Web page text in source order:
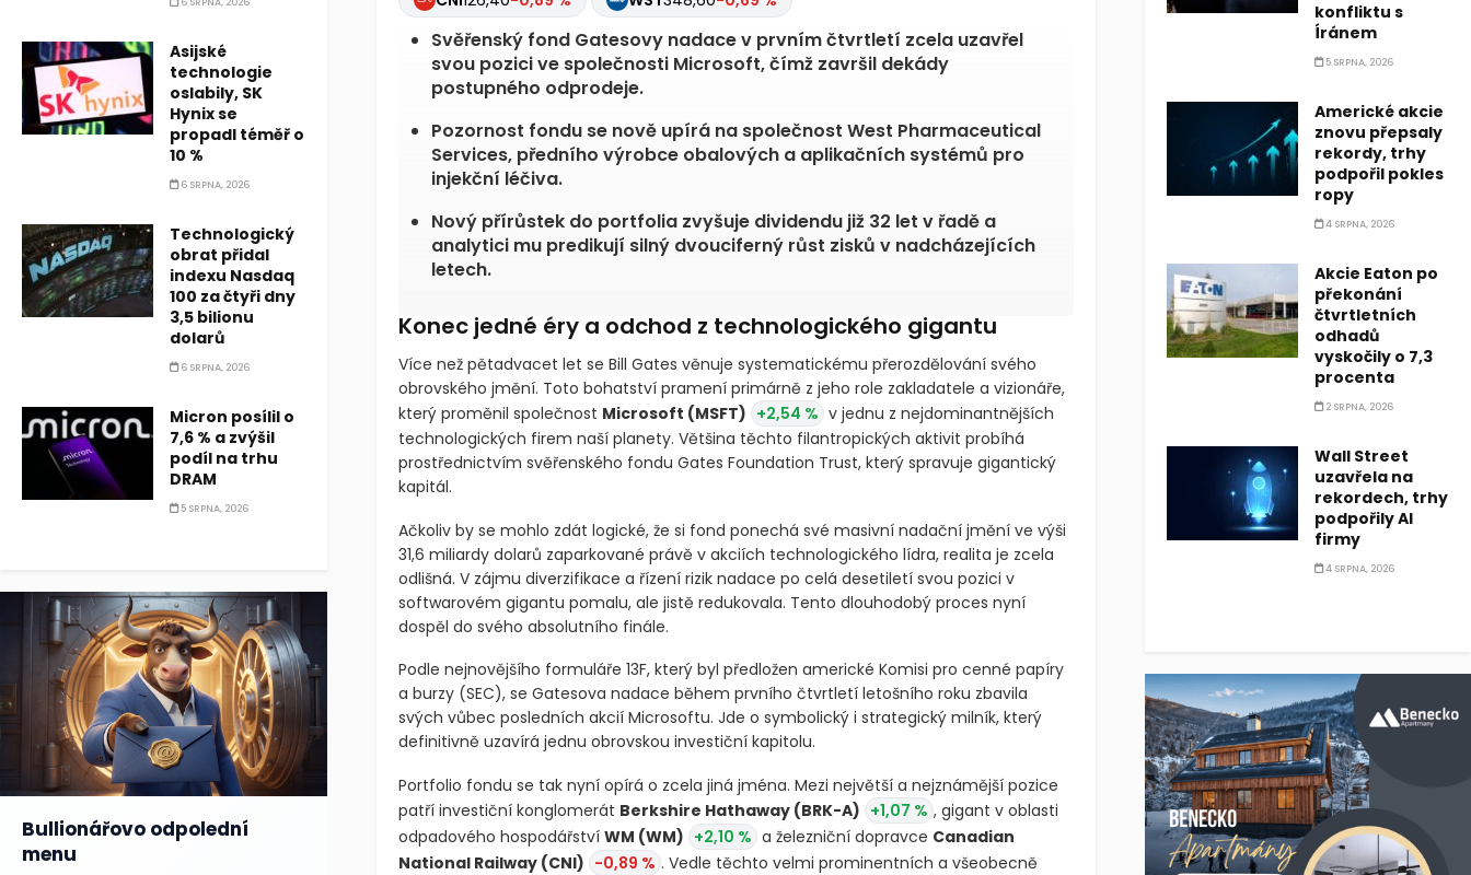
Svěřenský fond Gatesovy nadace v prvním čtvrtletí zcela uzavřel
svou pozici ve společnosti Microsoft, čímž završil dekády
postupného odprodeje.
Pozornost fondu se nově upírá na společnost West Pharmaceutical
Services, předního výrobce obalových a aplikačních systémů pro
injekční léčiva.
Nový přírůstek do portfolia zvyšuje dividendu již 32 let v řadě a
analytici mu predikují silný dvouciferný růst zisků v nadcházejících
letech.
Konec jedné éry a odchod z technologického gigantu
Více než pětadvacet let se Bill Gates věnuje systematickému přerozdělování svého
obrovského jmění. Toto bohatství pramení primárně z jeho role zakladatele a vizionáře,
který proměnil společnost Microsoft (MSFT) +2,54 % v jednu z nejdominantnějších
technologických firem naší planety. Většina těchto filantropických aktivit probíhá
prostřednictvím svěřenského fondu Gates Foundation Trust, který spravuje gigantický
kapitál.
Ačkoliv by se mohlo zdát logické, že si fond ponechá své masivní nadační jmění ve výši
31,6 miliardy dolarů zaparkované právě v akciích technologického lídra, realita je zcela
odlišná. V zájmu diverzifikace a řízení rizik nadace po celá desetiletí svou pozici v
softwarovém gigantu pomalu, ale jistě redukovala. Tento dlouhodobý proces nyní
dospěl do svého absolutního finále.
Podle nejnovějšího formuláře 13F, který byl předložen americké Komisi pro cenné papíry
a burzy (SEC), se Gatesova nadace během prvního čtvrtletí letošního roku zbavila
svých vůbec posledních akcií Microsoftu. Jde o symbolický i strategický milník, který
definitivně uzavírá jednu obrovskou investiční kapitolu.
Portfolio fondu se tak nyní opírá o zcela jiná jména. Mezi největší a nejznámější pozice
patří investiční konglomerát Berkshire Hathaway (BRK-A) +1,07 % , gigant v oblasti
odpadového hospodářství WM (WM) +2,10 % a železniční dopravce Canadian
National Railway (CNI) -0,89 % . Vedle těchto velmi prominentních a všeobecně
Asijské
technologie
oslabily, SK
Hynix se
propadl téměř o
10 %
6 SRPNA, 2026
Technologický
obrat přidal
indexu Nasdaq
100 za čtyři dny
3,5 bilionu
dolarů
6 SRPNA, 2026
Micron posílil o
7,6 % a zvýšil
podíl na trhu
DRAM
5 SRPNA, 2026
Bullionářovo odpolední
menu
konfliktu s
Íránem
5 SRPNA, 2026
Americké akcie
znovu přepsaly
rekordy, trhy
podpořil pokles
ropy
4 SRPNA, 2026
Akcie Eaton po
překonání
čtvrtletních
odhadů
vyskočily o 7,3
procenta
2 SRPNA, 2026
Wall Street
uzavřela na
rekordech, trhy
podpořily AI
firmy
4 SRPNA, 2026